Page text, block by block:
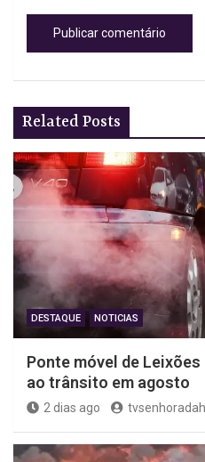
Related Posts
DESTAQUE NOTICIAS
Ponte móvel de
ao trânsito em agosto
2 dias ago